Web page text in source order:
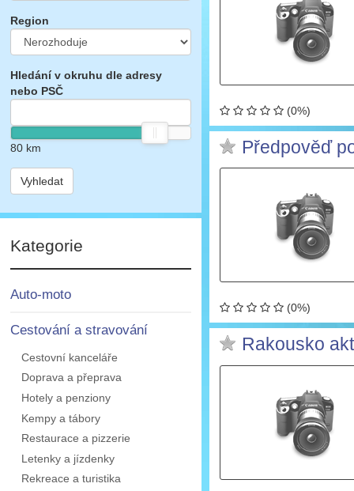
Region
Hledání v okruhu dle adresy
nebo PSČ
80km
Vyhledat
Kategorie
Auto-moto
Cestování a stravování
Cestovní kanceláře
Doprava a přeprava
Hotely a penziony
Kempy a tábory
Restaurace a pizzerie
Letenky a jízdenky
Rekreace a turistika
(0%)
Předpověď
(0%)
Rakousko